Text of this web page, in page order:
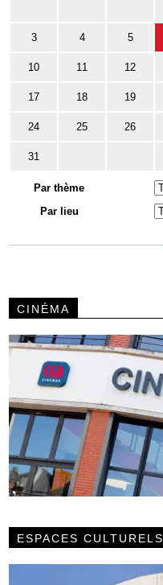
3 4 5
10 11 12
17 18 19
24 25 26
31
Par thème
Par lieu
CINÉMA
ESPACES CULTURELS